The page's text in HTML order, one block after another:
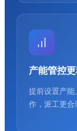
产能管控
提前设置产能
作，派工更合